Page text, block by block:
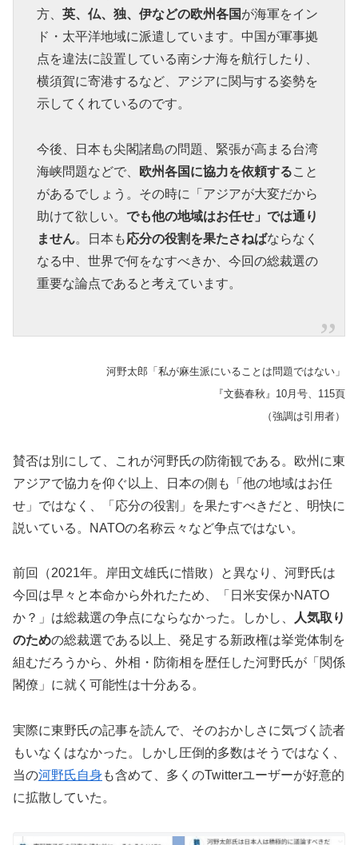
方、 英、仏、独、伊などの欧州各国が海軍をイン
ド・太平洋地域に派遣しています。中国が軍事拠
点を違法に設置している南シナ海を航行したり、
横須賀に寄港するなど、アジアに関与する姿勢を
示してくれているのです。
今後、日本も尖閣諸島の問題、緊張が高まる台湾
海峡問題などで、
欧州各国に協力を依頼すること
があるでしょう。その時に「アジアが大変だから
助けて欲しい。 でも他の地域はお任せ」では通り
ません。日本も応分の役割を果たさねばならなく
なる中、世界で何をなすべきか、今回の総裁選の
重要な論点であると考えています。
河野太郎「私が麻生派にいることは問題ではない」
『文藝春秋』10月号、115頁
（強調は引用者）
賛否は別にして、これが河野氏の防衛観である。欧州に東
アジアで協力を仰ぐ以上、日本の側も「他の地域はお任
せ」ではなく、「応分の役割」を果たすべきだと、明快に
説いている。NATOの名称云々など争点ではない。
前回（2021年。岸田文雄氏に惜敗）と異なり、河野氏は
今回は早々と本命から外れたため、「日米安保かNATO
か？」は総裁選の争点にならなかった。しかし、
人気取り
のための総裁選である以上、発足する新政権は挙党体制を
組むだろうから、外相・防衛相を歴任した河野氏が「関係
閣僚」に就く可能性は十分ある。
実際に東野氏の記事を読んで、そのおかしさに気づく読者
もいなくはなかった。しかし圧倒的多数はそうではなく、
当の河野氏自身 も含めて、多くのTwitterユーザーが好意的
に拡散していた。